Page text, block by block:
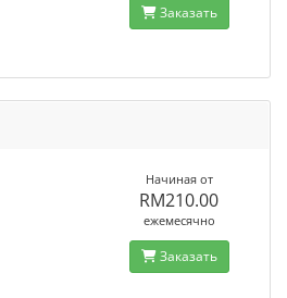
Заказать
Начиная от
RM210.00
ежемесячно
Заказать